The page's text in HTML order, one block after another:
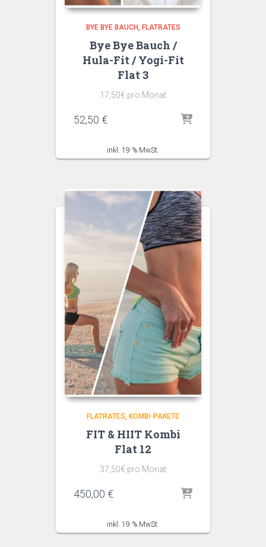
BYE BYE BAUCH FLATRATES
Bye Bye Bauch /
Hula-Fit / Yogi-Fit
Flat 3
17,50€ pro Monat
52,50 €
inkl. 19 % MwSt.
FLATRATES KOMBI-PAKETE
FIT & HIIT Kombi
Flat 12
37,50€ pro Monat
450,00 €
inkl. 19 % MwSt.